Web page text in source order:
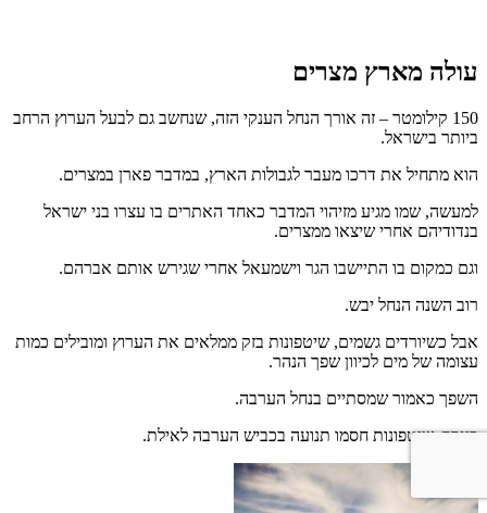
עולה מארץ מצרים
150 קילומטר – זה אורך הנחל הענקי הזה, שנחשב גם לבעל הערוץ הרחב
ביותר בישראל.
הוא מתחיל את דרכו מעבר לגבולות הארץ, במדבר פארן במצרים.
למעשה, שמו מגיע מזיהוי המדבר כאחד האתרים בו עצרו בני ישראל
בנדודיהם אחרי שיצאו ממצרים.
וגם כמקום בו התיישבו הגר וישמעאל אחרי שגירש אותם אברהם.
רוב השנה הנחל יבש.
אבל כשיורדים גשמים, שיטפונות בזק ממלאים את הערוץ ומובילים כמות
עצומה של מים לכיוון שפך הנהר.
השפך כאמור שמסתיים בנחל הערבה.
בעבר, שיטפונות חסמו תנועה בכביש הערבה לאילת.